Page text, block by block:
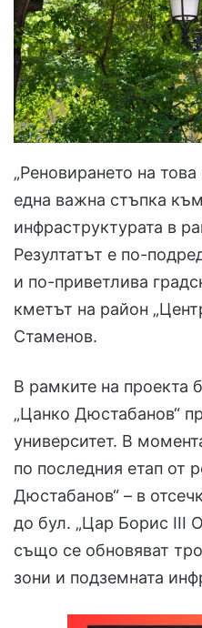
„Реновирането на
една важна стъпка
инфраструктурата в
Резултатът е по-
и по-приветлива
кметът на район
Стаменов.
В рамките на проекта
„Цанко Дюстабанов“
университет. В
по последния етап от
Дюстабанов“ – в
до бул. „Цар Борис III
също се обновяват
зони и подземната